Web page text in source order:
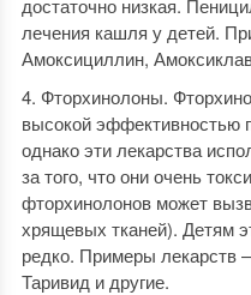
достаточно низкая.
лечения кашля у детей.
Амоксициллин,
Фторхинолоны.
высокой эффективностью
однако эти лекарства
за того, что они очень
фторхинолонов может
хрящевых тканей). Детям
редко. Примеры
Таривид и другие.